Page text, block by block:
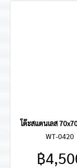
โต๊ะสแตนเลส
WT-0420
฿